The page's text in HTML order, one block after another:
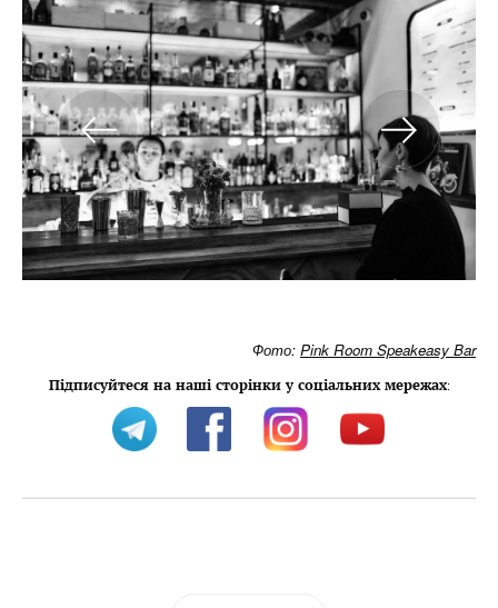
Фото: Pink Room Speakeasy Bar
Підписуйтеся на наші сторінки у соціальних мережах: